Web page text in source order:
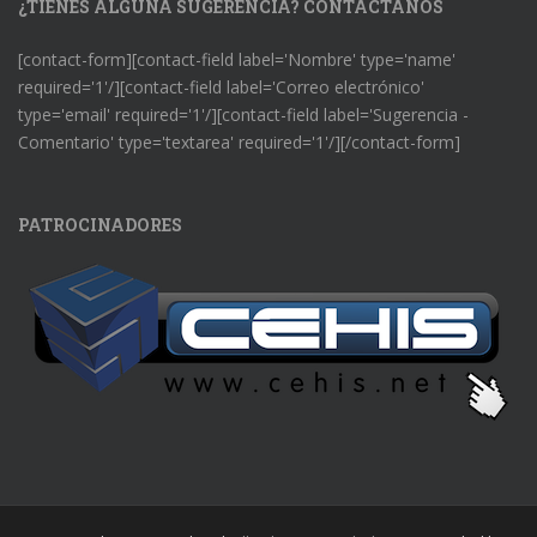
¿TIENES ALGUNA SUGERENCIA? CONTÁCTANOS
[contact-form][contact-field label='Nombre' type='name'
required='1'/][contact-field label='Correo electrónico'
type='email' required='1'/][contact-field label='Sugerencia -
Comentario' type='textarea' required='1'/][/contact-form]
PATROCINADORES